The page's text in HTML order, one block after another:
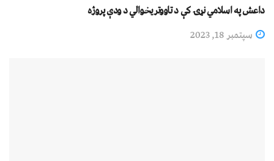
داعش په اسلامي نړۍ کې د تاووتریخوالي د ودې پروژه
سپتمبر 18, 2023